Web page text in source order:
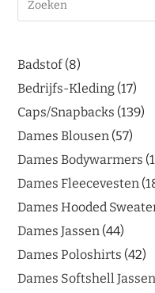
Badstof 8
Bedrijfs-Kleding 17
Caps/Snapbacks 139
Dames Blousen 57
Dames Bodywarmers
Dames Fleecevesten
Dames Hooded
Dames Jassen 44
Dames Poloshirts 42
Dames Softshell Jassen